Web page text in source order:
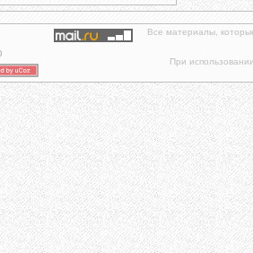
Все материалы,
При